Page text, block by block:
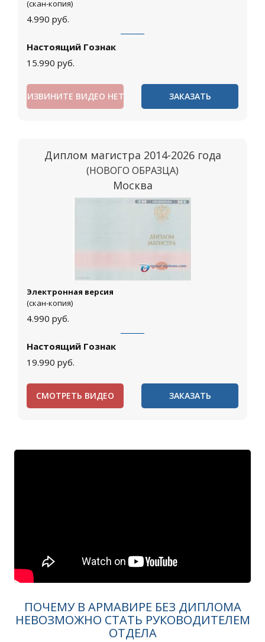
(скан-копия)
4.990 руб.
Настоящий Гознак
15.990 руб.
ИЗВИНИТЕ ВИДЕО НЕТ ЗАКАЗАТЬ
Диплом магистра 2014-2026 года
(НОВОГО ОБРАЗЦА)
Москва
Электронная версия
(скан-копия)
4.990 руб.
Настоящий Гознак
19.990 руб.
СМОТРЕТЬ ВИДЕО ЗАКАЗАТЬ
ПОЧЕМУ В АРМАВИРЕ БЕЗ ДИПЛОМА
НЕВОЗМОЖНО СТАТЬ РУКОВОДИТЕЛЕМ
ОТДЕЛА